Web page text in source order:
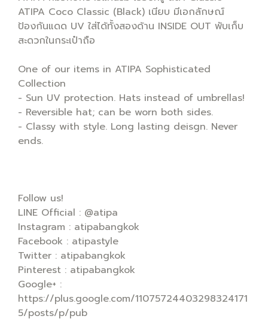
ATIPA Coco Classic (Black) เนียบ มีเอกลักษณ์
ป้องกันแดด UV ใส่ได้ทั้งสองด้าน INSIDE OUT พับเก็บ
สะดวกในกระเป๋าถือ
One of our items in ATIPA Sophisticated
Collection
- Sun UV protection. Hats instead of umbrellas!
- Reversible hat; can be worn both sides.
- Classy with style. Long lasting deisgn. Never
ends.
Follow us!
LINE Official : @atipa
Instagram : atipabangkok
Facebook : atipastyle
Twitter : atipabangkok
Pinterest : atipabangkok
Google+ :
https://plus.google.com/11075724403298324171
5/posts/p/pub